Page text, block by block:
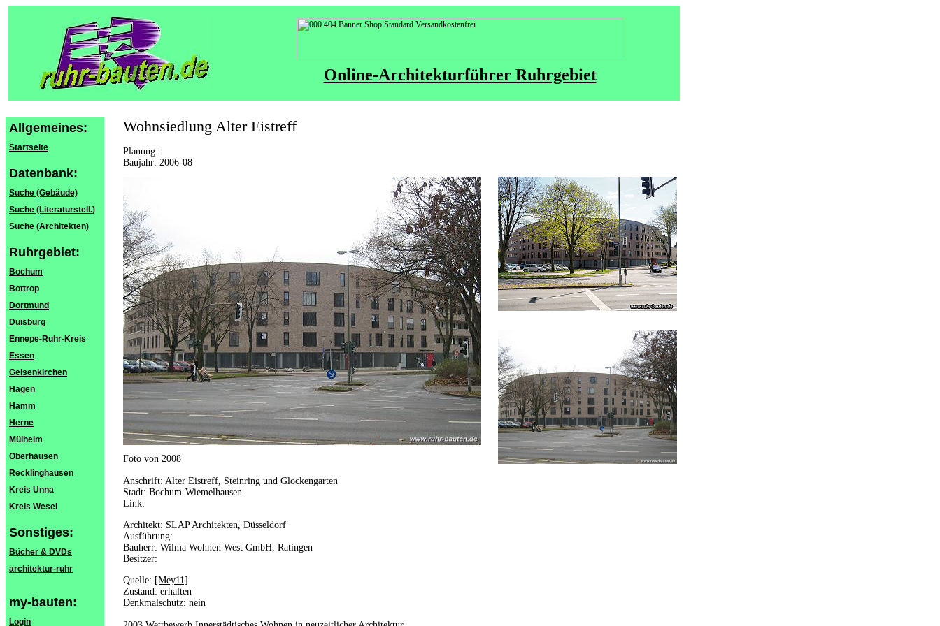
Online-Architekturführer Ruhrgebiet
Allgemeines:
Startseite
Datenbank:
Suche (Gebäude)
Suche (Literaturstell.)
Suche (Architekten)
Ruhrgebiet:
Bochum
Bottrop
Dortmund
Duisburg
Ennepe-Ruhr-Kreis
Essen
Gelsenkirchen
Hagen
Hamm
Herne
Mülheim
Oberhausen
Recklinghausen
Kreis Unna
Kreis Wesel
Sonstiges:
Bücher & DVDs
architektur-ruhr
my-bauten:
Login
Wohnsiedlung Alter Eistreff
Planung:
Baujahr: 2006-08
Foto von 2008
Anschrift: Alter Eistreff, Steinring und Glockengarten
Stadt: Bochum-Wiemelhausen
Link:
Architekt: SLAP Architekten, Düsseldorf
Ausführung:
Bauherr: Wilma Wohnen West GmbH, Ratingen
Besitzer:
Quelle: [Mey11]
Zustand: erhalten
Denkmalschutz: nein